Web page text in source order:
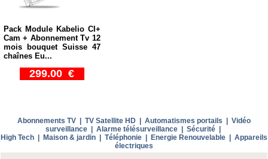
Pack Module Kabelio CI+
Cam + Abonnement Tv 12
mois bouquet Suisse 47
chaînes Eu...
299.00 €
Abonnements TV| TV Satellite HD| Automatismes portails
Vidéo
surveillance| Alarme télésurveillance| Sécurité|
High Tech| Maison & jardin| Téléphonie| Energie Renouvelable| Appareils
électriques